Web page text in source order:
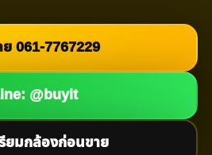
ย 061-7767229
@buyit
ยมกล้องก่อนขาย